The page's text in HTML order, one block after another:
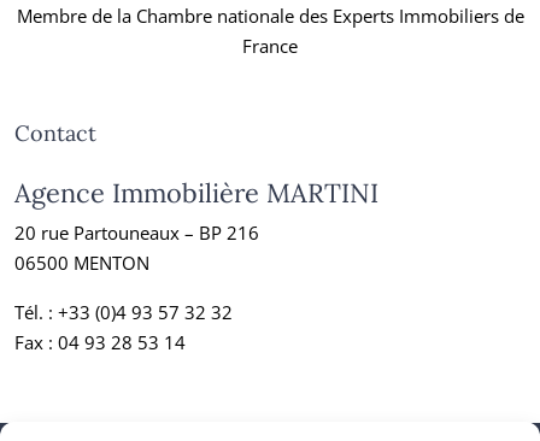
Membre de la Chambre nationale des Experts Immobiliers de
France
Contact
Agence Immobilière MARTINI
20 rue Partouneaux – BP 216
06500 MENTON
Tél. : +33 (0)4 93 57 32 32
Fax : 04 93 28 53 14